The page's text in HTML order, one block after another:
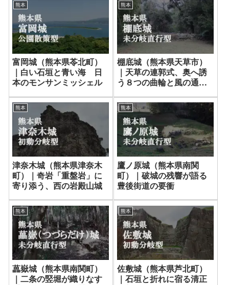
熊本
富岡城（熊本県苓北町）
｜白い石垣と青い海 日
本のモンサンミッシェル
熊本
棚底城（熊本県天草市）
｜天草の連郭式、奥へ誘
う８つの曲輪と風の通り
熊本
津奈木城（熊本県津奈木
町）｜奇岩「重盤岩」に
寄り添う、西の岩殿山城
熊本
鷹ノ原城（熊本県南関
町）｜破城の残響が語る
豊後街道の要衝
熊本
藟嶽城（熊本県南関町）
｜二条の竪堀が織りなす
熊本
佐敷城（熊本県芦北町）
｜石垣と折れに宿る清正